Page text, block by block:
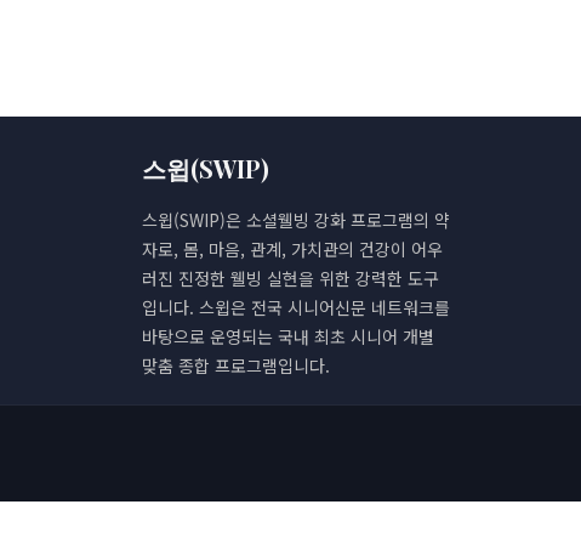
스윕(SWIP)
스윕(SWIP)은 소셜웰빙 강화 프로그램의 약
자로, 몸, 마음, 관계, 가치관의 건강이 어우
러진 진정한 웰빙 실현을 위한 강력한 도구
입니다. 스윕은 전국 시니어신문 네트워크를
바탕으로 운영되는 국내 최초 시니어 개별
맞춤 종합 프로그램입니다.